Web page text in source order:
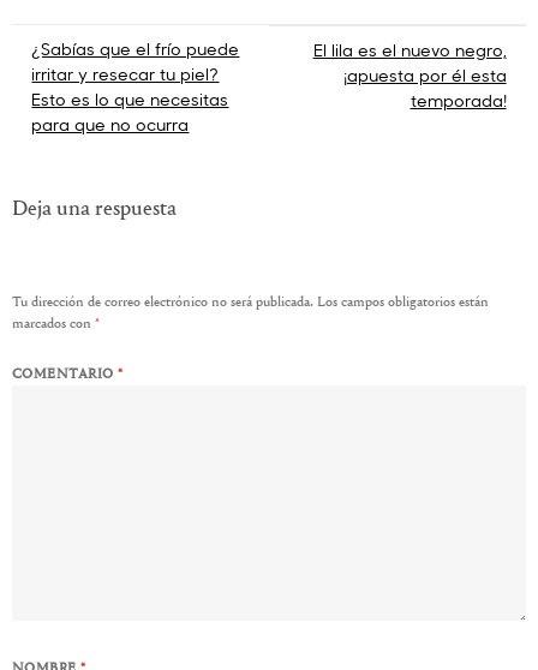
Navegación
de
entradas
¿Sabías que el frío puede
irritar y resecar tu piel?
Esto es lo que necesitas
para que no ocurra
El lila es el nuevo negro,
¡apuesta por él esta
temporada!
Deja una respuesta
Tu dirección de correo electrónico no será publicada. Los campos obligatorios están
marcados con *
COMENTARIO*